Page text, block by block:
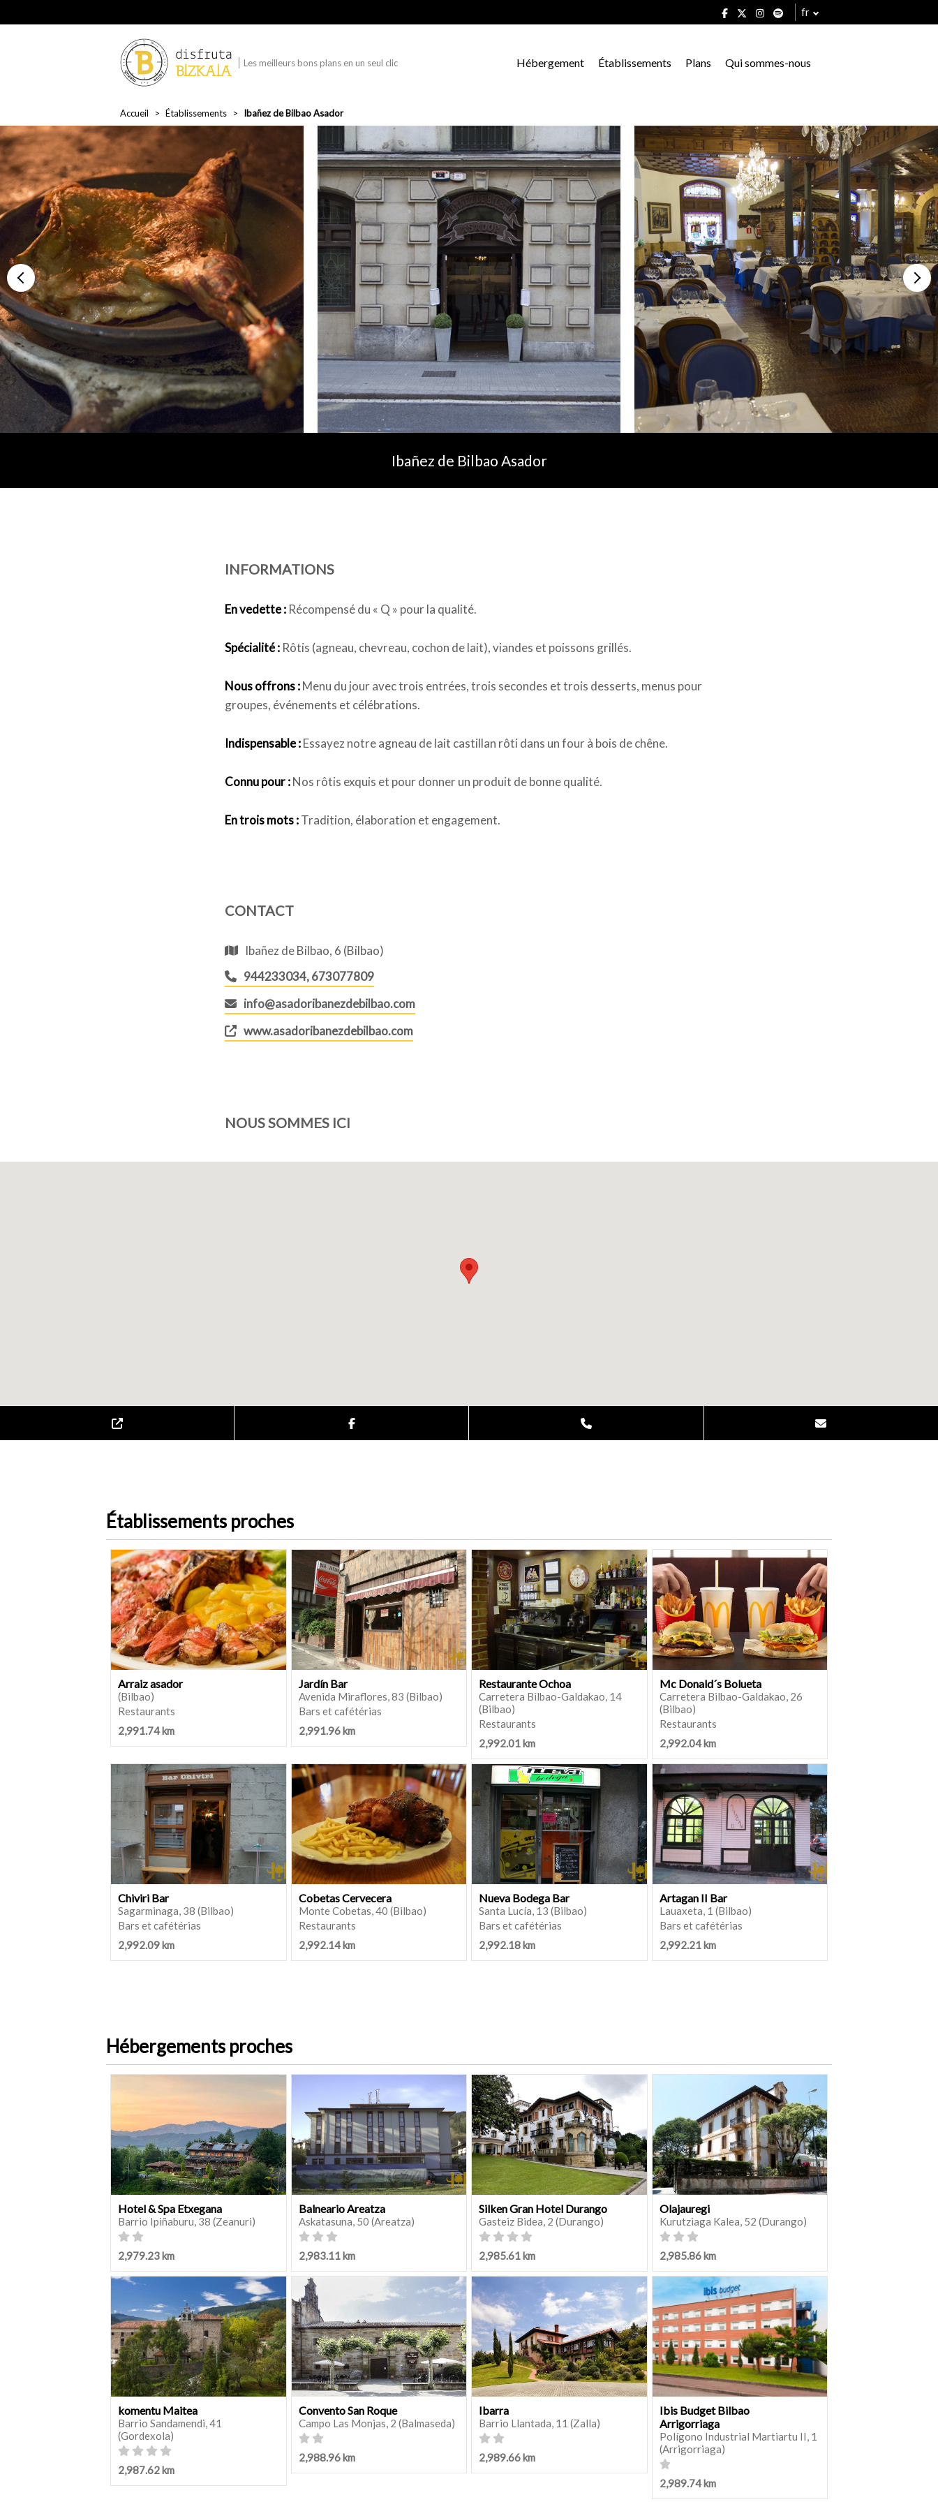
fr
Les meilleurs bons plans en un seul clic Hébergement Établissements Plans Qui sommes-nous
Accueil Établissements Ibañez de Bilbao Asador
Ibañez de Bilbao Asador
INFORMATIONS
En vedette : Récompensé du « Q » pour la qualité.
Spécialité : Rôtis (agneau, chevreau, cochon de lait), viandes et poissons grillés.
Nous offrons :Menu du jour avec trois entrées, trois secondes et trois desserts, menus pour
groupes, événements et célébrations.
Indispensable :Essayez notre agneau de lait castillan rôti dans un four à bois de chêne.
Connu pour :Nos rôtis exquis et pour donner un produit de bonne qualité.
En trois mots :Tradition, élaboration et engagement.
CONTACT
Ibañez de Bilbao, 6 (Bilbao)
944233034, 673077809
info@asadoribanezdebilbao.com
www.asadoribanezdebilbao.com
NOUS SOMMES ICI
Établissements proches
Arraiz asador
(Bilbao)
Restaurants
2,991.74 km
Jardín Bar
Avenida Miraflores, 83 (Bilbao)
Bars et cafétérias
2,991.96 km
Restaurante Ochoa
Carretera Bilbao-Galdakao, 14
(Bilbao)
Restaurants
2,992.01 km
Mc Donald´s Bolueta
Carretera Bilbao-Galdakao, 26
(Bilbao)
Restaurants
2,992.04 km
Chiviri Bar
Sagarminaga, 38 (Bilbao)
Bars et cafétérias
2,992.09 km
Cobetas Cervecera
Monte Cobetas, 40 (Bilbao)
Restaurants
2,992.14 km
Nueva Bodega Bar
Santa Lucía, 13 (Bilbao)
Bars et cafétérias
2,992.18 km
Artagan II Bar
Lauaxeta, 1 (Bilbao)
Bars et cafétérias
2,992.21 km
Hébergements proches
Hotel & Spa Etxegana
Barrio Ipiñaburu, 38 (Zeanuri)
2,979.23 km
Balneario Areatza
Askatasuna, 50 (Areatza)
2,983.11 km
Silken Gran Hotel Durango
Gasteiz Bidea, 2 (Durango)
2,985.61 km
Olajauregi
Kurutziaga Kalea, 52 (Durango)
2,985.86 km
komentu Maitea
Barrio Sandamendi, 41
(Gordexola)
2,987.62 km
Convento San Roque
Campo Las Monjas, 2 (Balmaseda)
2,988.96 km
Ibarra
Barrio Llantada, 11 (Zalla)
2,989.66 km
Ibis Budget Bilbao
Arrigorriaga
Polígono Industrial Martiartu II, 1
(Arrigorriaga)
2,989.74 km